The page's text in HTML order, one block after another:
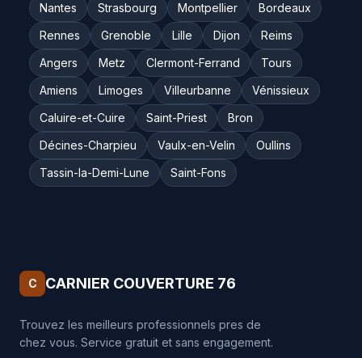
Nantes
Strasbourg Montpellier
Bordeaux
Rennes
Grenoble Lille Dijon
Reims
Angers
Metz Clermont-Ferrand
Tours
Amiens
Limoges Villeurbanne
Vénissieux
Caluire-et-Cuire
Saint-Priest
Bron
Décines-Charpieu
Vaulx-en-Velin
Oullins
Tassin-la-Demi-Lune
Saint-Fons
C CARNIER COUVERTURE 76
Trouvez les meilleurs professionnels pres de
chez vous. Service gratuit et sans engagement.